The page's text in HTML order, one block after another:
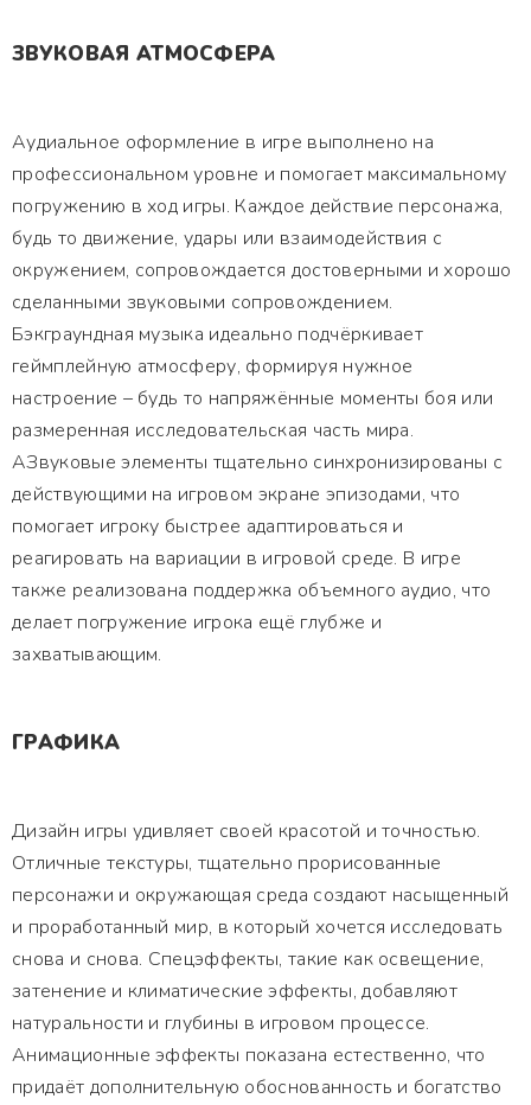
ЗВУКОВАЯ АТМОСФЕРА
Аудиальное оформление в игре выполнено на
профессиональном уровне и помогает максимальному
погружению в ход игры. Каждое действие персонажа,
будь то движение, удары или взаимодействия с
окружением, сопровождается достоверными и хорошо
сделанными звуковыми сопровождением.
Бэкграундная музыка идеально подчёркивает
геймплейную атмосферу, формируя нужное
настроение – будь то напряжённые моменты боя или
размеренная исследовательская часть мира.
АЗвуковые элементы тщательно синхронизированы с
действующими на игровом экране эпизодами, что
помогает игроку быстрее адаптироваться и
реагировать на вариации в игровой среде. В игре
также реализована поддержка объемного аудио, что
делает погружение игрока ещё глубже и
захватывающим.
ГРАФИКА
Дизайн игры удивляет своей красотой и точностью.
Отличные текстуры, тщательно прорисованные
персонажи и окружающая среда создают насыщенный
и проработанный мир, в который хочется исследовать
снова и снова. Спецэффекты, такие как освещение,
затенение и климатические эффекты, добавляют
натуральности и глубины в игровом процессе.
Анимационные эффекты показана естественно, что
придаёт дополнительную обоснованность и богатство